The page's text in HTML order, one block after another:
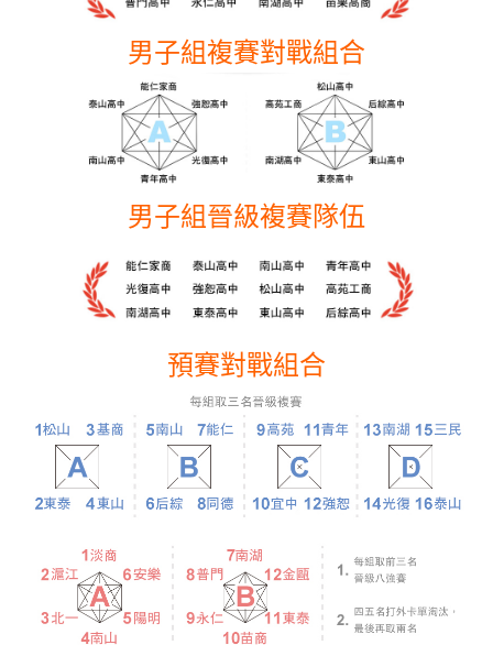
男子組複賽對戰組合
男子組晉級複賽隊伍
預賽對戰組合